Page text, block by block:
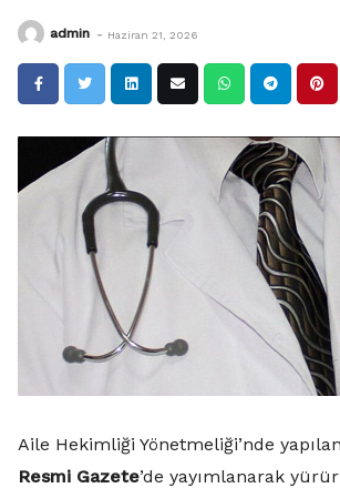
admin - Haziran 21, 2026
Aile Hekimliği Yönetmeliği’nde
Resmi Gazete’de yayımlanarak